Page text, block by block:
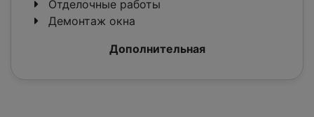
Отделочные работы
Демонтаж окна
Дополнительная